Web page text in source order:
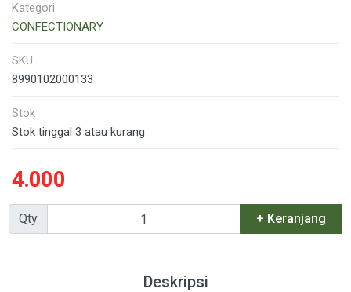
Kategori
CONFECTIONARY
SKU
8990102000133
Stok
Stok tinggal 3 atau kurang
4.000
Qty + Keranjang
Deskripsi